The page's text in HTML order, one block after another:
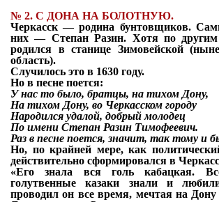
№ 2. С ДОНА НА БОЛОТНУЮ.
Черкасск — родина бунтовщиков.
них — Степан Разин. Хотя по
родился в станице Зимовейской
область).
Случилось это в 1630 году.
Но в песне поется:
У нас то было, братцы, на тихом Дону,
На тихом Дону, во Черкасском городу
Народился удалой, добрый молодец
По имени Степан Разин Тимофеевич.
Раз в песне поется, значит, так тому и
Но, по крайней мере, как
действительно сформировался в
«Его знала вся голь кабацкая.
голутвенные казаки знали и
проводил он все время, мечтая на